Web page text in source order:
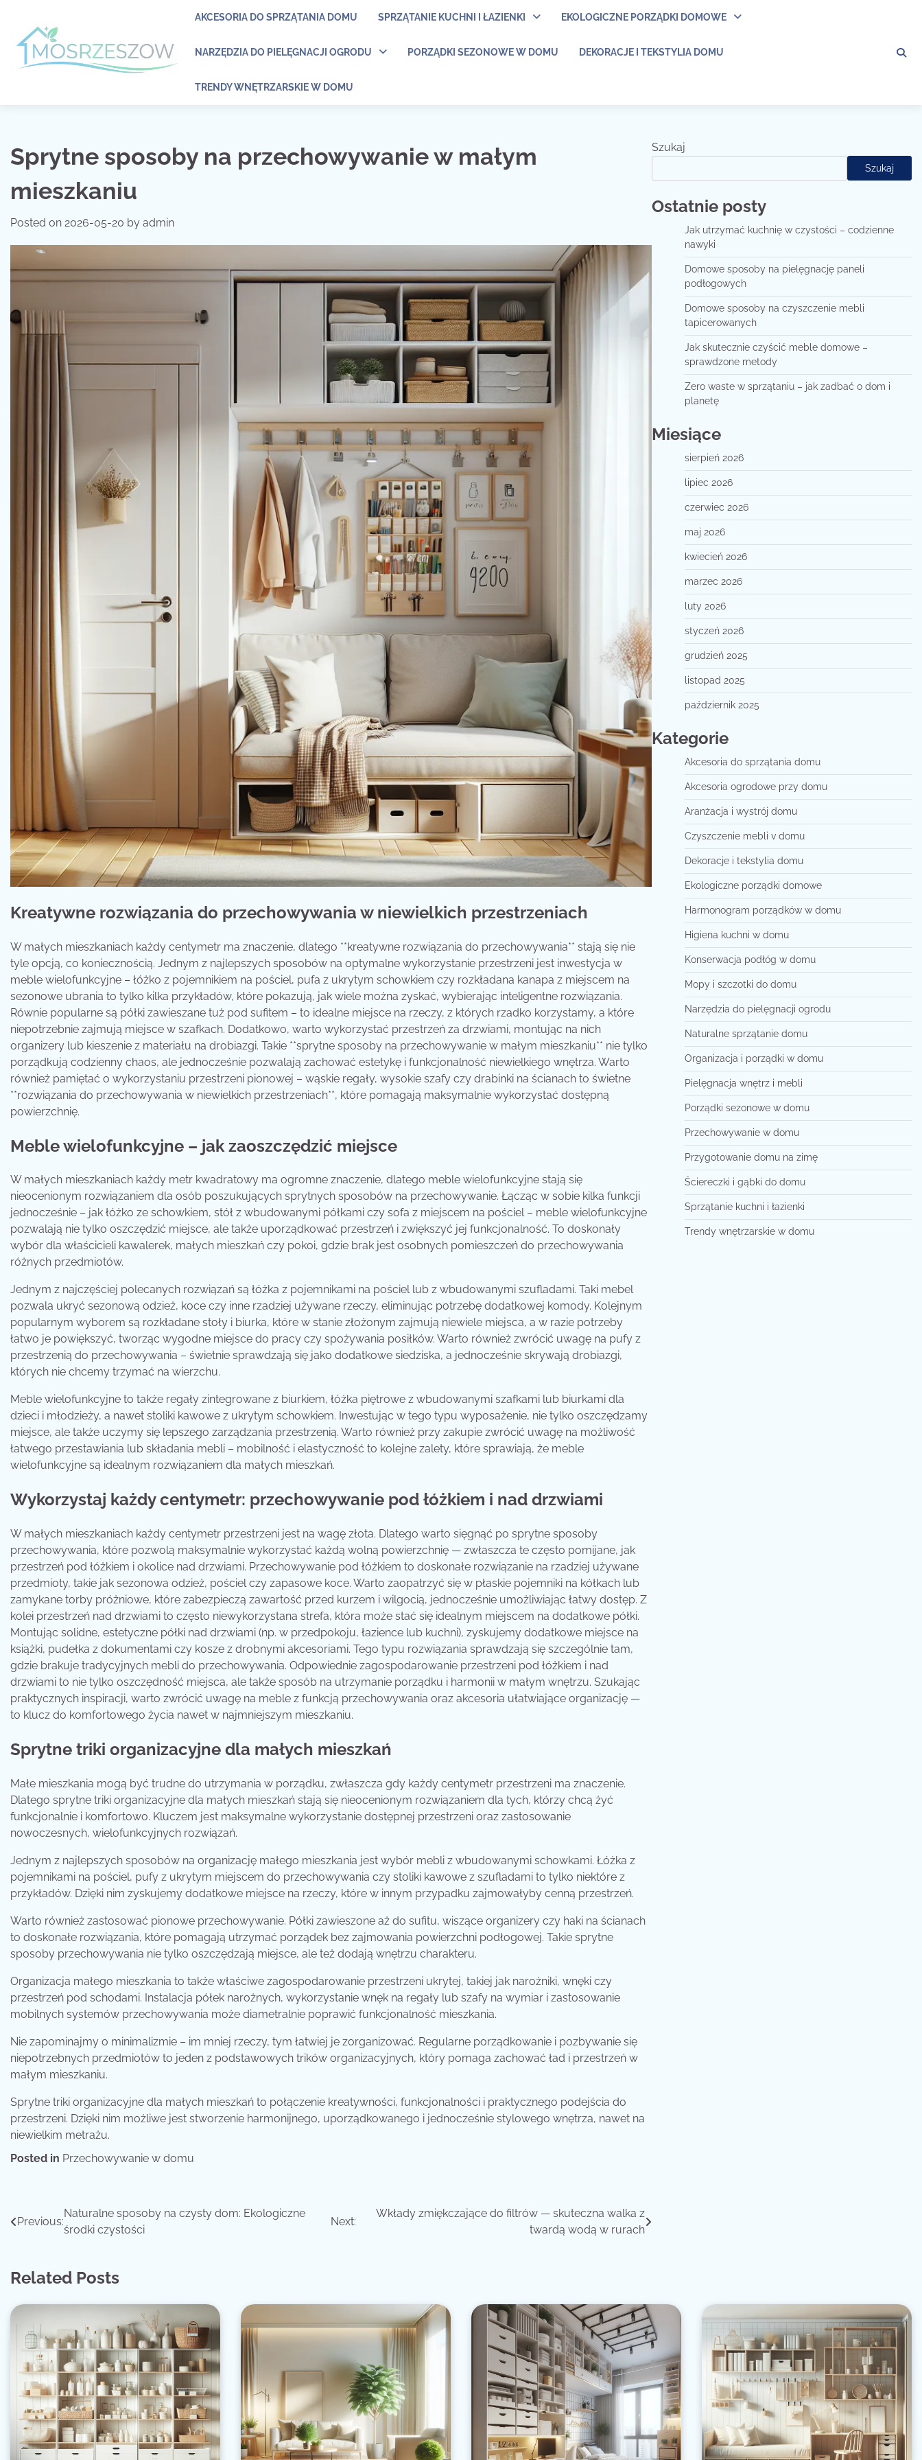
content
AKCESORIA DO SPRZĄTANIA DOMU SPRZĄTANIE KUCHNI I ŁAZIENKI EKOLOGICZNE PORZĄDKI DOMOWE
NARZĘDZIA DO PIELĘGNACJI OGRODU PORZĄDKI SEZONOWE W DOMU DEKORACJE I TEKSTYLIA DOMU
TRENDY WNĘTRZARSKIE W DOMU
Sprytne sposoby na przechowywanie w małym
mieszkaniu
Posted on 2026-05-20 by admin
Kreatywne rozwiązania do przechowywania w niewielkich przestrzeniach
W małych mieszkaniach każdy centymetr ma znaczenie, dlatego **kreatywne rozwiązania do przechowywania** stają się nie
tyle opcją, co koniecznością. Jednym z najlepszych sposobów na optymalne wykorzystanie przestrzeni jest inwestycja w
meble wielofunkcyjne – łóżko z pojemnikiem na pościel, pufa z ukrytym schowkiem czy rozkładana kanapa z miejscem na
sezonowe ubrania to tylko kilka przykładów, które pokazują, jak wiele można zyskać, wybierając inteligentne rozwiązania.
Równie popularne są półki zawieszane tuż pod sufitem – to idealne miejsce na rzeczy, z których rzadko korzystamy, a które
niepotrzebnie zajmują miejsce w szafkach. Dodatkowo, warto wykorzystać przestrzeń za drzwiami, montując na nich
organizery lub kieszenie z materiału na drobiazgi. Takie **sprytne sposoby na przechowywanie w małym mieszkaniu** nie tylko
porządkują codzienny chaos, ale jednocześnie pozwalają zachować estetykę i funkcjonalność niewielkiego wnętrza. Warto
również pamiętać o wykorzystaniu przestrzeni pionowej – wąskie regały, wysokie szafy czy drabinki na ścianach to świetne
**rozwiązania do przechowywania w niewielkich przestrzeniach**, które pomagają maksymalnie wykorzystać dostępną
powierzchnię.
Meble wielofunkcyjne – jak zaoszczędzić miejsce
W małych mieszkaniach każdy metr kwadratowy ma ogromne znaczenie, dlatego meble wielofunkcyjne stają się
nieocenionym rozwiązaniem dla osób poszukujących sprytnych sposobów na przechowywanie. Łącząc w sobie kilka funkcji
jednocześnie – jak łóżko ze schowkiem, stół z wbudowanymi półkami czy sofa z miejscem na pościel – meble wielofunkcyjne
pozwalają nie tylko oszczędzić miejsce, ale także uporządkować przestrzeń i zwiększyć jej funkcjonalność. To doskonały
wybór dla właścicieli kawalerek, małych mieszkań czy pokoi, gdzie brak jest osobnych pomieszczeń do przechowywania
różnych przedmiotów.
Jednym z najczęściej polecanych rozwiązań są łóżka z pojemnikami na pościel lub z wbudowanymi szufladami. Taki mebel
pozwala ukryć sezonową odzież, koce czy inne rzadziej używane rzeczy, eliminując potrzebę dodatkowej komody. Kolejnym
popularnym wyborem są rozkładane stoły i biurka, które w stanie złożonym zajmują niewiele miejsca, a w razie potrzeby
łatwo je powiększyć, tworząc wygodne miejsce do pracy czy spożywania posiłków. Warto również zwrócić uwagę na pufy z
przestrzenią do przechowywania – świetnie sprawdzają się jako dodatkowe siedziska, a jednocześnie skrywają drobiazgi,
których nie chcemy trzymać na wierzchu.
Meble wielofunkcyjne to także regały zintegrowane z biurkiem, łóżka piętrowe z wbudowanymi szafkami lub biurkami dla
dzieci i młodzieży, a nawet stoliki kawowe z ukrytym schowkiem. Inwestując w tego typu wyposażenie, nie tylko oszczędzamy
miejsce, ale także uczymy się lepszego zarządzania przestrzenią. Warto również przy zakupie zwrócić uwagę na możliwość
łatwego przestawiania lub składania mebli – mobilność i elastyczność to kolejne zalety, które sprawiają, że meble
wielofunkcyjne są idealnym rozwiązaniem dla małych mieszkań.
Wykorzystaj każdy centymetr: przechowywanie pod łóżkiem i nad drzwiami
W małych mieszkaniach każdy centymetr przestrzeni jest na wagę złota. Dlatego warto sięgnąć po sprytne sposoby
przechowywania, które pozwolą maksymalnie wykorzystać każdą wolną powierzchnię — zwłaszcza te często pomijane, jak
przestrzeń pod łóżkiem i okolice nad drzwiami. Przechowywanie pod łóżkiem to doskonałe rozwiązanie na rzadziej używane
przedmioty, takie jak sezonowa odzież, pościel czy zapasowe koce. Warto zaopatrzyć się w płaskie pojemniki na kółkach lub
zamykane torby próżniowe, które zabezpieczą zawartość przed kurzem i wilgocią, jednocześnie umożliwiając łatwy dostęp. Z
kolei przestrzeń nad drzwiami to często niewykorzystana strefa, która może stać się idealnym miejscem na dodatkowe półki.
Montując solidne, estetyczne półki nad drzwiami (np. w przedpokoju, łazience lub kuchni), zyskujemy dodatkowe miejsce na
książki, pudełka z dokumentami czy kosze z drobnymi akcesoriami. Tego typu rozwiązania sprawdzają się szczególnie tam,
gdzie brakuje tradycyjnych mebli do przechowywania. Odpowiednie zagospodarowanie przestrzeni pod łóżkiem i nad
drzwiami to nie tylko oszczędność miejsca, ale także sposób na utrzymanie porządku i harmonii w małym wnętrzu. Szukając
praktycznych inspiracji, warto zwrócić uwagę na meble z funkcją przechowywania oraz akcesoria ułatwiające organizację —
to klucz do komfortowego życia nawet w najmniejszym mieszkaniu.
Sprytne triki organizacyjne dla małych mieszkań
Małe mieszkania mogą być trudne do utrzymania w porządku, zwłaszcza gdy każdy centymetr przestrzeni ma znaczenie.
Dlatego sprytne triki organizacyjne dla małych mieszkań stają się nieocenionym rozwiązaniem dla tych, którzy chcą żyć
funkcjonalnie i komfortowo. Kluczem jest maksymalne wykorzystanie dostępnej przestrzeni oraz zastosowanie
nowoczesnych, wielofunkcyjnych rozwiązań.
Jednym z najlepszych sposobów na organizację małego mieszkania jest wybór mebli z wbudowanymi schowkami. Łóżka z
pojemnikami na pościel, pufy z ukrytym miejscem do przechowywania czy stoliki kawowe z szufladami to tylko niektóre z
przykładów. Dzięki nim zyskujemy dodatkowe miejsce na rzeczy, które w innym przypadku zajmowałyby cenną przestrzeń.
Warto również zastosować pionowe przechowywanie. Półki zawieszone aż do sufitu, wiszące organizery czy haki na ścianach
to doskonałe rozwiązania, które pomagają utrzymać porządek bez zajmowania powierzchni podłogowej. Takie sprytne
sposoby przechowywania nie tylko oszczędzają miejsce, ale też dodają wnętrzu charakteru.
Organizacja małego mieszkania to także właściwe zagospodarowanie przestrzeni ukrytej, takiej jak narożniki, wnęki czy
przestrzeń pod schodami. Instalacja półek narożnych, wykorzystanie wnęk na regały lub szafy na wymiar i zastosowanie
mobilnych systemów przechowywania może diametralnie poprawić funkcjonalność mieszkania.
Nie zapominajmy o minimalizmie – im mniej rzeczy, tym łatwiej je zorganizować. Regularne porządkowanie i pozbywanie się
niepotrzebnych przedmiotów to jeden z podstawowych trików organizacyjnych, który pomaga zachować ład i przestrzeń w
małym mieszkaniu.
Sprytne triki organizacyjne dla małych mieszkań to połączenie kreatywności, funkcjonalności i praktycznego podejścia do
przestrzeni. Dzięki nim możliwe jest stworzenie harmonijnego, uporządkowanego i jednocześnie stylowego wnętrza, nawet na
niewielkim metrażu.
Posted in Przechowywanie w domu
Nawigacja
Previous:
Naturalne sposoby na czysty dom: Ekologiczne
środki czystości
Next:
Wkłady zmiękczające do filtrów — skuteczna walka z
twardą wodą w rurach
Szukaj
Szukaj
Ostatnie posty
Jak utrzymać kuchnię w czystości – codzienne
nawyki
Domowe sposoby na pielęgnację paneli
podłogowych
Domowe sposoby na czyszczenie mebli
tapicerowanych
Jak skutecznie czyścić meble domowe –
sprawdzone metody
Zero waste w sprzątaniu – jak zadbać o dom i
planetę
Miesiące
sierpień 2026
lipiec 2026
czerwiec 2026
maj 2026
kwiecień 2026
marzec 2026
luty 2026
styczeń 2026
grudzień 2025
listopad 2025
październik 2025
Kategorie
Akcesoria do sprzątania domu
Akcesoria ogrodowe przy domu
Aranżacja i wystrój domu
Czyszczenie mebli v domu
Dekoracje i tekstylia domu
Ekologiczne porządki domowe
Harmonogram porządków w domu
Higiena kuchni w domu
Konserwacja podłóg w domu
Mopy i szczotki do domu
Narzędzia do pielęgnacji ogrodu
Naturalne sprzątanie domu
Organizacja i porządki w domu
Pielęgnacja wnętrz i mebli
Porządki sezonowe w domu
Przechowywanie w domu
Przygotowanie domu na zimę
Ściereczki i gąbki do domu
Sprzątanie kuchni i łazienki
Trendy wnętrzarskie w domu
Related Posts